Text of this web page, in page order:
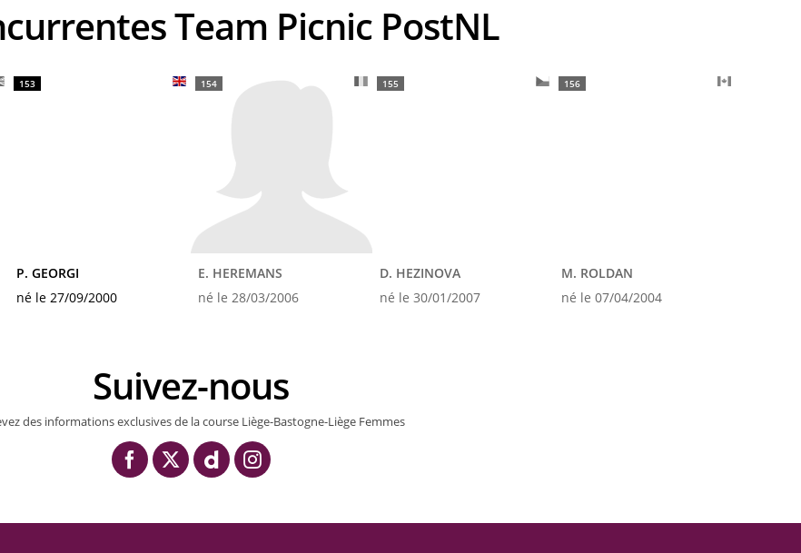
Team Picnic PostNL
153
P. GEORGI
né le 27/09/2000
154
E. HEREMANS
né le 28/03/2006
155
D. HEZINOVA
né le 30/01/2007
156
M. ROLDAN
né le 07/04/2004
Suivez-nous
des informations exclusives de la course Liège-Bastogne-Liège Femmes